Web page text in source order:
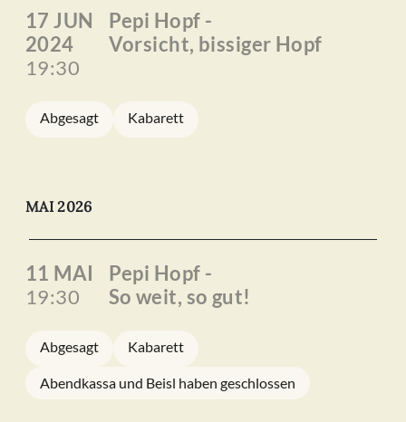
17 JUN
2024
19:30
Pepi Hopf -
Vorsicht, bissiger Hopf
Abgesagt Kabarett
MAI 2026
11 MAI
19:30
Pepi Hopf -
So weit, so gut!
Abgesagt Kabarett
Abendkassa und Beisl haben geschlossen